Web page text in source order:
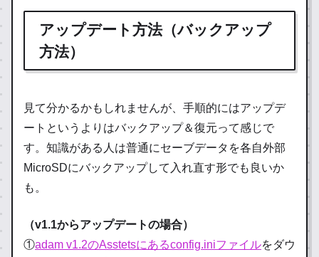
アップデート方法（バックアップ
方法）
見て分かるかもしれませんが、手順的にはアップデ
ートというよりはバックアップ＆復元って感じで
す。知識がある人は普通にセーブデータを各自外部
MicroSDにバックアップして入れ直す形でも良いか
も。
（v1.1からアップデートの場合）
①adam v1.2のAsstetsにあるconfig.iniファイルをダウ